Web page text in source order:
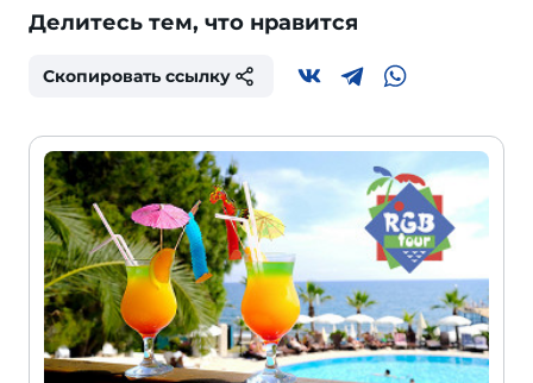
Делитесь тем, что нравится
Скопировать ссылку